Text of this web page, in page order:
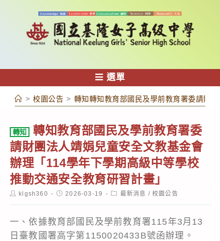
容
選單
> 校園公告 > 轉知轉知教育部國民及學前教育署委請財
轉知
轉知教育部國民及學前教育署委
請財團法人靖娟兒童安全文教基金會
辦理「114學年下學期高級中等學校
推動交通安全教育研習計畫」
Postklgsh360
Post2026-03-19
Post最新消息 / 校園公告
一、依據教育部國民及學前教育署115年3月13
日臺教國署高字第1150020433B號函辦理。